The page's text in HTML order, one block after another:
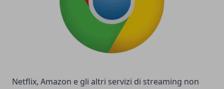
Netflix, Amazon e gli altri servizi di streaming non